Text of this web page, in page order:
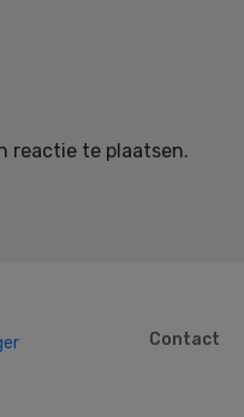
reactie te plaatsen.
Contact